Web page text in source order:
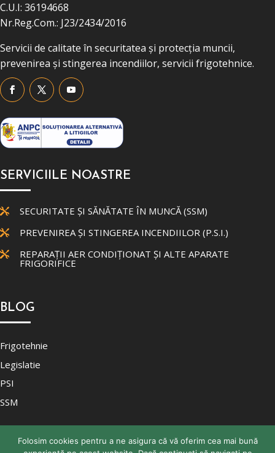
C.U.I: 36194668
Nr.Reg.Com.: J23/2434/2016
Servicii de calitate în securitatea și protecția muncii,
prevenirea și stingerea incendiilor, servicii frigotehnice.
SERVICIILE NOASTRE
 SECURITATE ȘI SĂNĂTATE ÎN MUNCĂ (SSM)
 PREVENIREA ȘI STINGEREA INCENDIILOR (P.S.I.)
 REPARAȚII AER CONDIȚIONAT ȘI ALTE APARATE
FRIGORIFICE
BLOG
Frigotehnie
Legislatie
PSI
SSM
Folosim cookies pentru a ne asigura că vă oferim cea mai bună